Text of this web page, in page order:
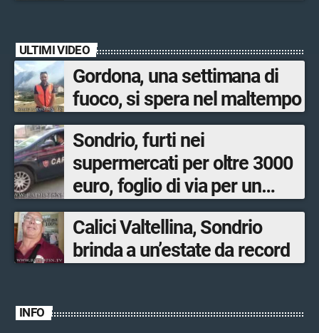
ULTIMI VIDEO
Gordona, una settimana di
fuoco, si spera nel maltempo
Sondrio, furti nei
supermercati per oltre 3000
euro, foglio di via per un
ventinovenne
Calici Valtellina, Sondrio
brinda a un’estate da record
INFO